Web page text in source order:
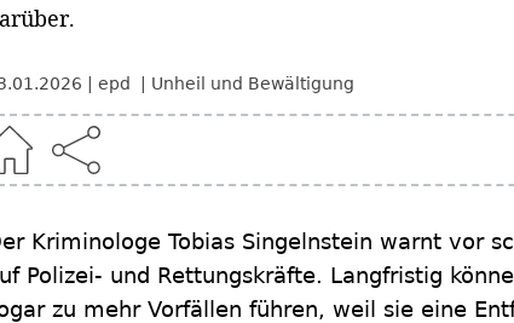
epd Unheil und Bewältigung
Kriminologe Tobias Singelnstein warnt vor
Polizei- und Rettungskräfte. Langfristig
zu mehr Vorfällen führen, weil sie eine